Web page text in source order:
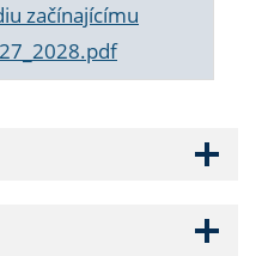
začínajícímu